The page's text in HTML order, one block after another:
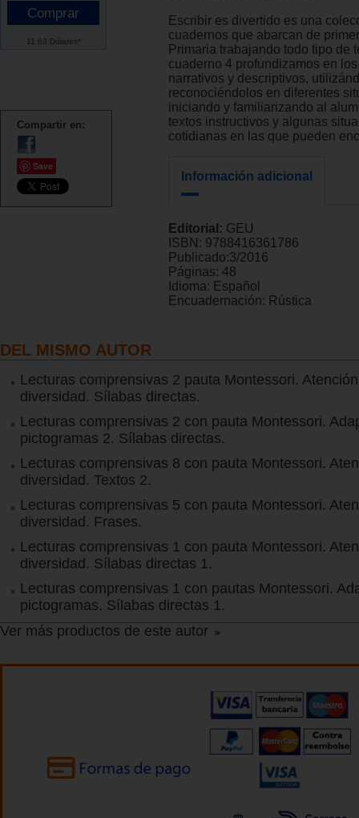
11.63 Dólares*
Compartir en:
Save
Escribir es divertido es una
cuadernos que abarcan de
Primaria trabajando todo tipo de
cuaderno 4 profundizamos en
narrativos y descriptivos,
reconociéndolos en diferentes
iniciando y familiarizando al
textos instructivos y algunas
cotidianas en las que pueden
Información adicional
Editorial: GEU
ISBN: 9788416361786
Publicado:3/2016
Páginas: 48
Idioma: Español
Encuadernación: Rústica
DEL MISMO AUTOR
Lecturas comprensivas 2 pauta Montessori.
diversidad. Sílabas directas.
Lecturas comprensivas 2 con pauta Montessori.
pictogramas 2. Sílabas directas.
Lecturas comprensivas 8 con pauta Montessori.
diversidad. Textos 2.
Lecturas comprensivas 5 con pauta Montessori.
diversidad. Frases.
Lecturas comprensivas 1 con pauta Montessori.
diversidad. Sílabas directas 1.
Lecturas comprensivas 1 con pautas Montessori.
pictogramas. Sílabas directas 1.
Ver más productos de este autor